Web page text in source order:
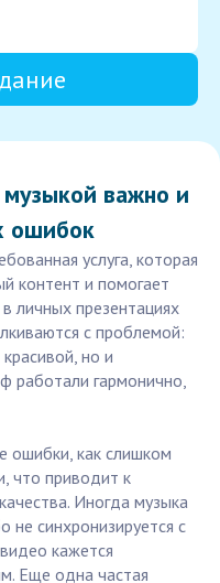
важно и
ошибок
услуга, которая
контент и помогает
личных презентациях
с проблемой:
но и
работали гармонично,
ошибки, как слишком
что приводит к
Иногда музыка
не синхронизируется с
кажется
Еще одна частая